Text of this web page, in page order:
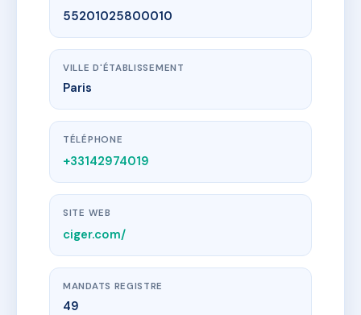
55201025800010
VILLE D'ÉTABLISSEMENT
Paris
TÉLÉPHONE
+33142974019
SITE WEB
ciger.com/
MANDATS REGISTRE
49